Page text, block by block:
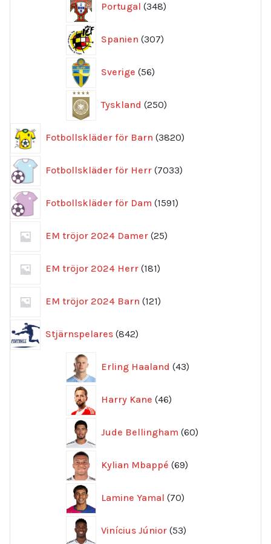
Portugal 348
produkter
Spanien 307
produkter
Sverige 56
produkter
Tyskland 250
produkter
Fotbollskläder för Barn 3820
produkter
Fotbollskläder för Herr 7033
produkter
Fotbollskläder för Dam 1591
produkter
EM tröjor 2024 Damer 25
produkter
EM tröjor 2024 Herr 181
produkter
EM tröjor 2024 Barn 121
produkter
Stjärnspelares 842
produkter
Erling Haaland 43
produkter
Harry Kane 46
produkter
Jude Bellingham 60
produkter
Kylian Mbappé 69
produkter
Lamine Yamal 70
produkter
Vinícius Júnior 53
produkter